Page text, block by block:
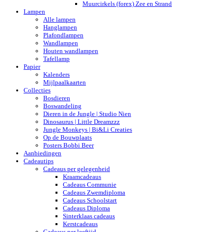
Muurcirkels (forex) Zee en Strand
Lampen
Alle lampen
Hanglampen
Plafondlampen
Wandlampen
Houten wandlampen
Tafellamp
Papier
Kalenders
Mijlpaalkaarten
Collecties
Bosdieren
Boswandeling
Dieren in de Jungle | Studio Nien
Dinosaurus | Little Dreamzzz
Jungle Monkeys | Bi&Li Creaties
Op de Bouwplaats
Posters Bobbi Beer
Aanbiedingen
Cadeautips
Cadeaus per gelegenheid
Kraamcadeaus
Cadeaus Communie
Cadeaus Zwemdiploma
Cadeaus Schoolstart
Cadeaus Diploma
Sinterklaas cadeaus
Kerstcadeaus